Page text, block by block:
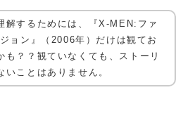
解するためには、『X-MEN:ファ
ョン』（2006年）だけは観てお
も？？観ていなくても、ストーリ
いことはありません。